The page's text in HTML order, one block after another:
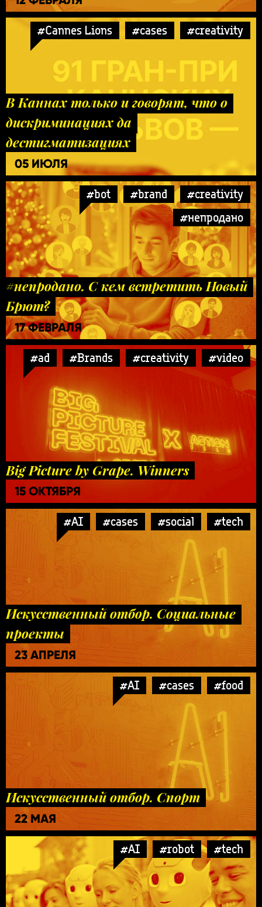
#Cannes Lions #cases #creativity
В Каннах только и говорят, что о
дискриминациях да
дестигматизациях
05 ИЮЛЯ
#bot #brand
#creativity
#непродано
#непродано. С кем встретить Новый
Брют?
17 ФЕВРАЛЯ
#ad #Brands #creativity #video
Big Picture by Grape. Winners
15 ОКТЯБРЯ
#AI #cases #social #tech
Искусственный отбор. Социальные
проекты
23 АПРЕЛЯ
#AI #cases #food
Искусственный отбор. Спорт
22 МАЯ
#AI #robot #tech